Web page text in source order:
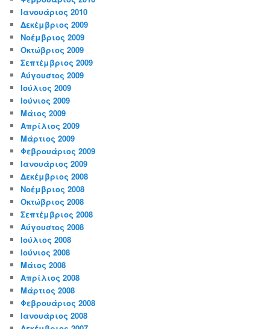
Ιανουάριος 2010
Δεκέμβριος 2009
Νοέμβριος 2009
Οκτώβριος 2009
Σεπτέμβριος 2009
Αύγουστος 2009
Ιούλιος 2009
Ιούνιος 2009
Μάιος 2009
Απρίλιος 2009
Μάρτιος 2009
Φεβρουάριος 2009
Ιανουάριος 2009
Δεκέμβριος 2008
Νοέμβριος 2008
Οκτώβριος 2008
Σεπτέμβριος 2008
Αύγουστος 2008
Ιούλιος 2008
Ιούνιος 2008
Μάιος 2008
Απρίλιος 2008
Μάρτιος 2008
Φεβρουάριος 2008
Ιανουάριος 2008